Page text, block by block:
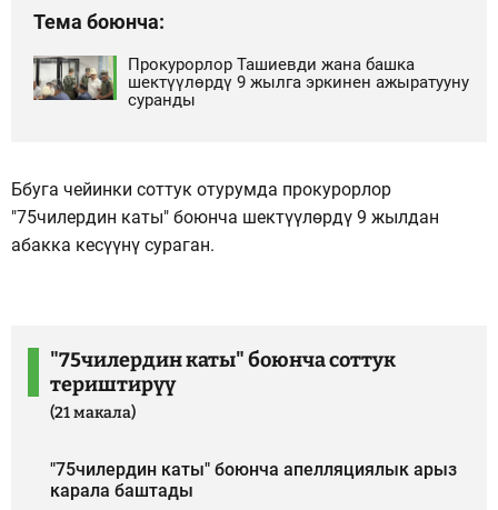
Тема боюнча:
Прокурорлор Ташиевди жана башка
шектүүлөрдү 9 жылга эркинен ажыратууну
суранды
Ббуга чейинки соттук отурумда прокурорлор
"75чилердин каты" боюнча шектүүлөрдү 9 жылдан
абакка кесүүнү сураган.
"75чилердин каты" боюнча соттук
териштирүү
(21 макала)
"75чилердин каты" боюнча апелляциялык арыз
карала баштады